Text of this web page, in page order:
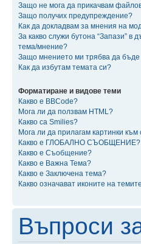
Защо не мога да прикачвам
Защо получих предупреждение?
Как да докладвам за мнения на
За какво служи бутона “Запази” в
тема/мнение?
Защо мнението ми трябва да
Как да избутам темата си?
Форматиране и видове теми
Какво е BBCode?
Мога ли да ползвам HTML?
Какво са Smilies?
Мога ли да прилагам картинки
Какво е ГЛОБАЛНО СЪОБЩЕНИЕ?
Какво е Съобщение?
Какво е Важна Тема?
Какво е Заключена тема?
Какво означават иконите на
Въпроси